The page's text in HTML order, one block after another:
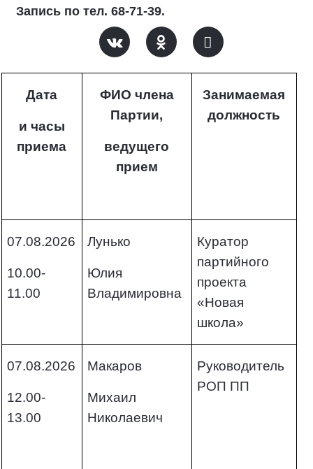
Запись по тел. 68-71-39.
Дата
и часы
приема
ФИО члена
Партии,
ведущего
прием
Занимаемая
должность
07.08.2026
10.00-
11.00
Лунько
Юлия
Владимировна
Куратор
партийного
проекта
«Новая
школа»
07.08.2026
12.00-
13.00
Макаров
Михаил
Николаевич
Руководитель
РОП ПП